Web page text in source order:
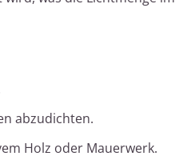
abzudichten.
Holz oder Mauerwerk.